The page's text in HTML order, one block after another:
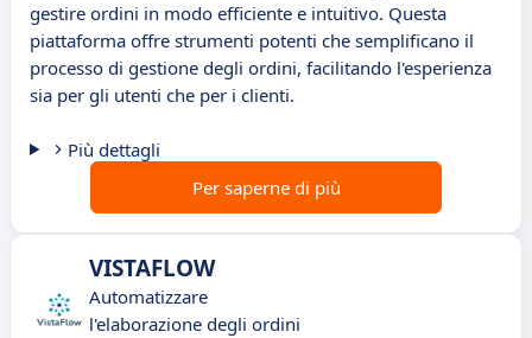
gestire ordini in modo efficiente e intuitivo. Questa
piattaforma offre strumenti potenti che semplificano il
processo di gestione degli ordini, facilitando l'esperienza
sia per gli utenti che per i clienti.
Più dettagli
Per saperne di più
VISTAFLOW
Automatizzare
l'elaborazione degli ordini